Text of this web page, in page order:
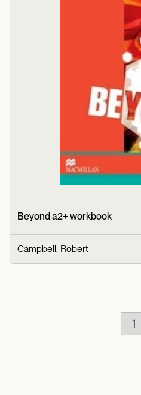
Beyond a2+ workbook
Campbell, Robert
1